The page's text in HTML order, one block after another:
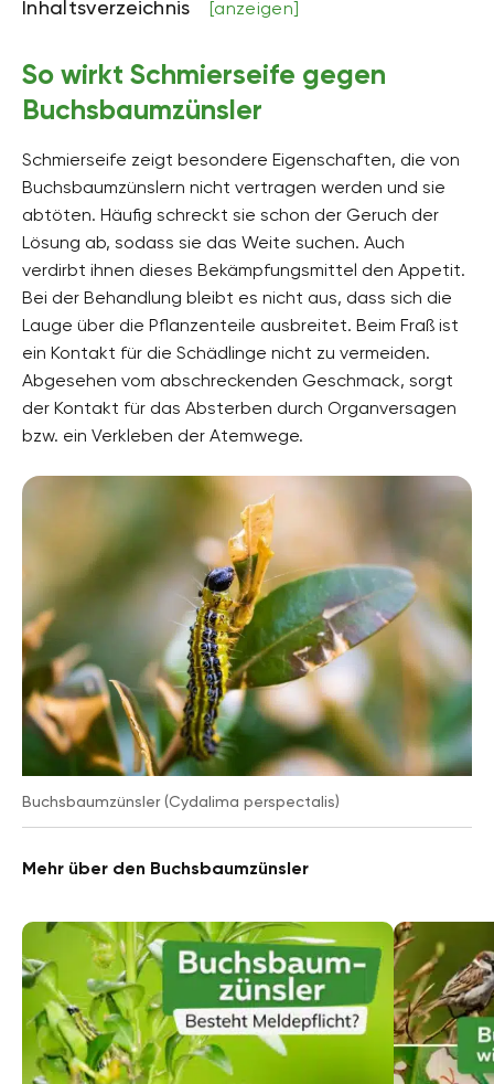
Inhaltsverzeichnis [anzeigen]
So wirkt Schmierseife gegen
Buchsbaumzünsler
Schmierseife zeigt besondere Eigenschaften, die von
Buchsbaumzünslern nicht vertragen werden und sie
abtöten. Häufig schreckt sie schon der Geruch der
Lösung ab, sodass sie das Weite suchen. Auch
verdirbt ihnen dieses Bekämpfungsmittel den Appetit.
Bei der Behandlung bleibt es nicht aus, dass sich die
Lauge über die Pflanzenteile ausbreitet. Beim Fraß ist
ein Kontakt für die Schädlinge nicht zu vermeiden.
Abgesehen vom abschreckenden Geschmack, sorgt
der Kontakt für das Absterben durch Organversagen
bzw. ein Verkleben der Atemwege.
Buchsbaumzünsler (Cydalima perspectalis)
Mehr über den Buchsbaumzünsler